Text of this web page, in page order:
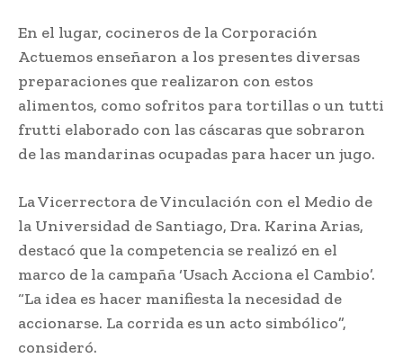
En el lugar, cocineros de la Corporación
Actuemos enseñaron a los presentes diversas
preparaciones que realizaron con estos
alimentos, como sofritos para tortillas o un tutti
frutti elaborado con las cáscaras que sobraron
de las mandarinas ocupadas para hacer un jugo.
La Vicerrectora de Vinculación con el Medio de
la Universidad de Santiago, Dra. Karina Arias,
destacó que la competencia se realizó en el
marco de la campaña ‘Usach Acciona el Cambio’.
“La idea es hacer manifiesta la necesidad de
accionarse. La corrida es un acto simbólico”,
consideró.